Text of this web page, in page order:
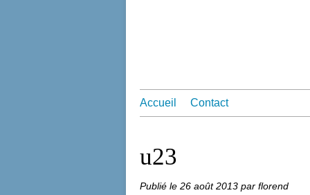
Accueil Contact
u23
Publié le 26 août 2013 par florend